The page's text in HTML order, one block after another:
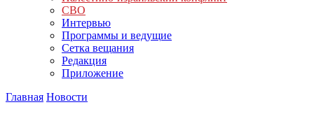
СВО
Интервью
Программы и ведущие
Сетка вещания
Редакция
Приложение
Главная Новости